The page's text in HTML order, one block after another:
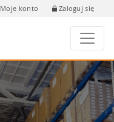
Moje konto Zaloguj się